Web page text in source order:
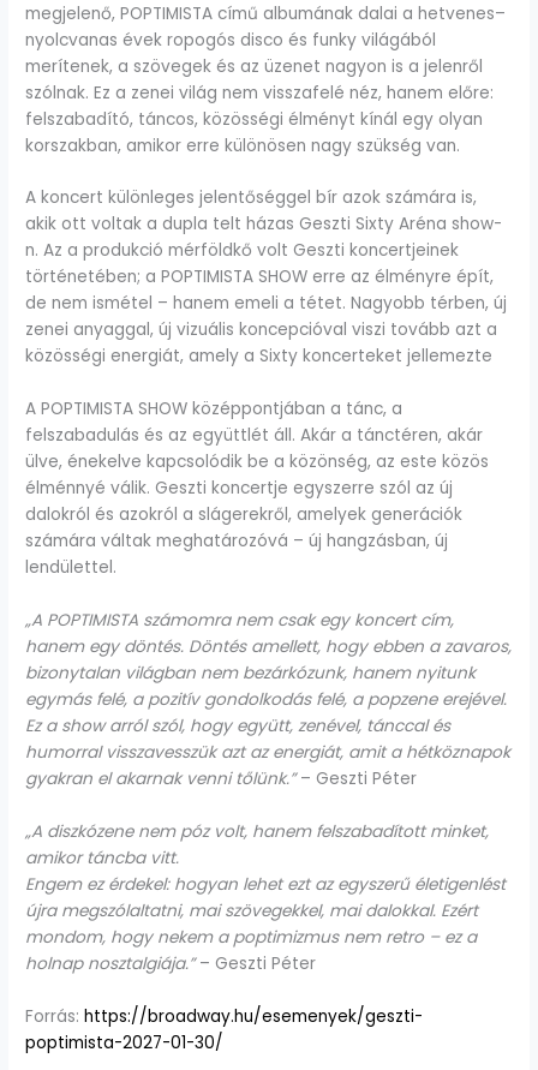
megjelenő, POPTIMISTA című albumának dalai a hetvenes–
nyolcvanas évek ropogós disco és funky világából
merítenek, a szövegek és az üzenet nagyon is a jelenről
szólnak. Ez a zenei világ nem visszafelé néz, hanem előre:
felszabadító, táncos, közösségi élményt kínál egy olyan
korszakban, amikor erre különösen nagy szükség van.
A koncert különleges jelentőséggel bír azok számára is,
akik ott voltak a dupla telt házas Geszti Sixty Aréna show-
n. Az a produkció mérföldkő volt Geszti koncertjeinek
történetében; a POPTIMISTA SHOW erre az élményre épít,
de nem ismétel – hanem emeli a tétet. Nagyobb térben, új
zenei anyaggal, új vizuális koncepcióval viszi tovább azt a
közösségi energiát, amely a Sixty koncerteket jellemezte
A POPTIMISTA SHOW középpontjában a tánc, a
felszabadulás és az együttlét áll. Akár a tánctéren, akár
ülve, énekelve kapcsolódik be a közönség, az este közös
élménnyé válik. Geszti koncertje egyszerre szól az új
dalokról és azokról a slágerekről, amelyek generációk
számára váltak meghatározóvá – új hangzásban, új
lendülettel.
„A POPTIMISTA számomra nem csak egy koncert cím,
hanem egy döntés. Döntés amellett, hogy ebben a zavaros,
bizonytalan világban nem bezárkózunk, hanem nyitunk
egymás felé, a pozitív gondolkodás felé, a popzene erejével.
Ez a show arról szól, hogy együtt, zenével, tánccal és
humorral visszavesszük azt az energiát, amit a hétköznapok
gyakran el akarnak venni tőlünk.”– Geszti Péter
„A diszkózene nem póz volt, hanem felszabadított minket,
amikor táncba vitt.
Engem ez érdekel: hogyan lehet ezt az egyszerű életigenlést
újra megszólaltatni, mai szövegekkel, mai dalokkal. Ezért
mondom, hogy nekem a poptimizmus nem retro – ez a
holnap nosztalgiája.”– Geszti Péter
Forrás:https://broadway.hu/esemenyek/geszti-
poptimista-2027-01-30/